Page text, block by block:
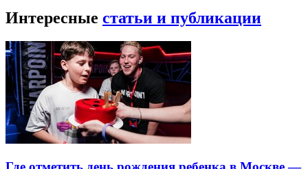
Интересные статьи и публикации